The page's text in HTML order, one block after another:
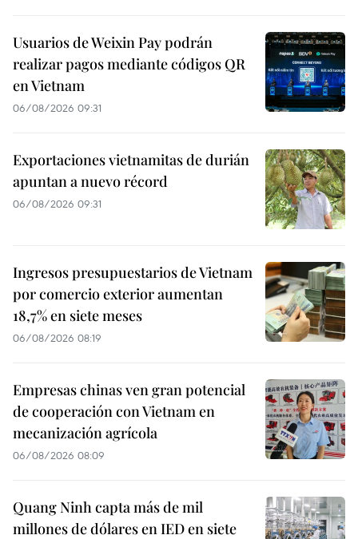
Usuarios de Weixin Pay podrán
realizar pagos mediante códigos QR
en Vietnam
06/08/2026 09:31
Exportaciones vietnamitas de durián
apuntan a nuevo récord
06/08/2026 09:31
Ingresos presupuestarios de Vietnam
por comercio exterior aumentan
18,7% en siete meses
06/08/2026 08:19
Empresas chinas ven gran potencial
de cooperación con Vietnam en
mecanización agrícola
06/08/2026 08:09
Quang Ninh capta más de mil
millones de dólares en IED en siete